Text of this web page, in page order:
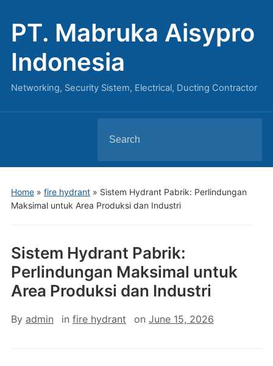
PT. Mabruka Aisypro
Indonesia
Networking, Security Sistem, Electrical, Ducting Contractor
for:
Home» fire hydrant» Sistem Hydrant Pabrik: Perlindungan
Maksimal untuk Area Produksi dan Industri
Sistem Hydrant Pabrik:
Perlindungan Maksimal untuk
Area Produksi dan Industri
By admin in fire hydrant on June 15, 2026